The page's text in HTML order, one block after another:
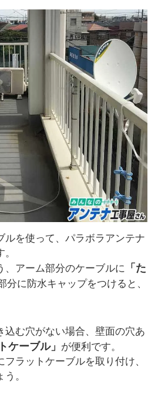
ルを使って、パラボラアンテナ
、アーム部分のケーブルに 「た
分に防水キャップをつけると、
込む穴がない場合、壁面の穴あ
ケーブル」 が便利です。
ラットケーブルを取り付け、
。